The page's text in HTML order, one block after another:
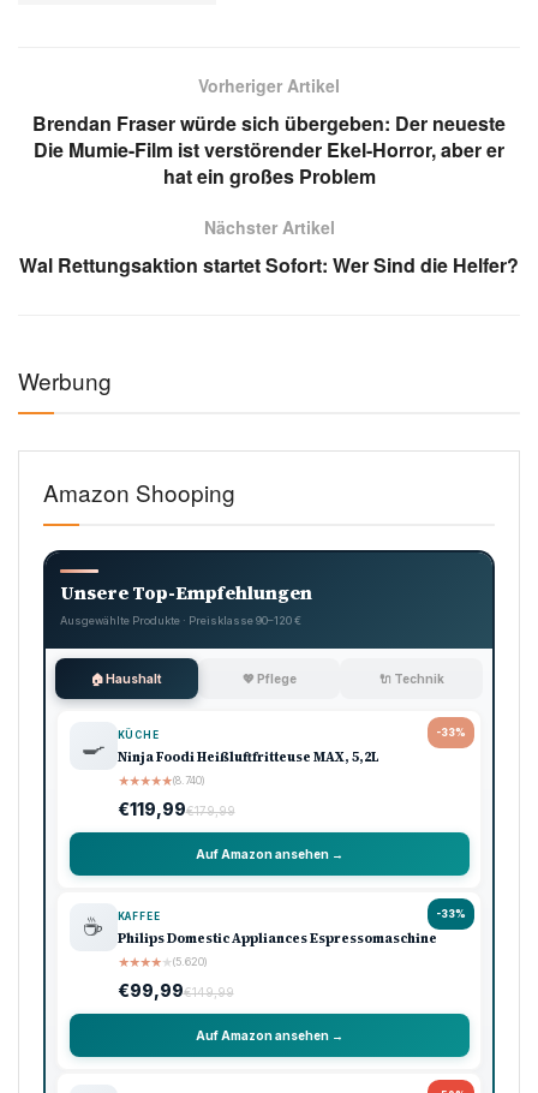
Vorheriger Artikel
Brendan Fraser würde sich übergeben: Der neueste
Die Mumie-Film ist verstörender Ekel-Horror, aber er
hat ein großes Problem
Nächster Artikel
Wal Rettungsaktion startet Sofort: Wer Sind die Helfer?
Werbung
Amazon Shooping
Unsere Top-Empfehlungen
Ausgewählte Produkte · Preisklasse 90–120 €
🏠 Haushalt 💖 Pflege 🔌 Technik
-33%
🍳 KÜCHE
Ninja Foodi Heißluftfritteuse MAX, 5,2L
★★★★★(8.740)
€119,99€179,99
Auf Amazon ansehen →
-33%
☕ KAFFEE
Philips Domestic Appliances Espressomaschine
★★★★★(5.620)
€99,99€149,99
Auf Amazon ansehen →